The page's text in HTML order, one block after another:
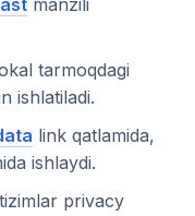
manzili
tarmoqdagi
ishlatiladi.
link qatlamida,
ishlaydi.
privacy